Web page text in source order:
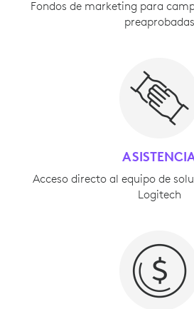
Fondos de marketing para
preaprobadas
Acceso directo al equipo de
Logitech